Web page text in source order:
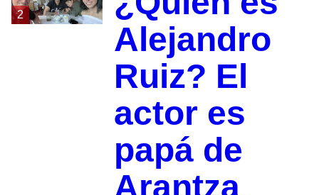
2
Alejandro
Ruiz? El
actor es
papá de
Arantza